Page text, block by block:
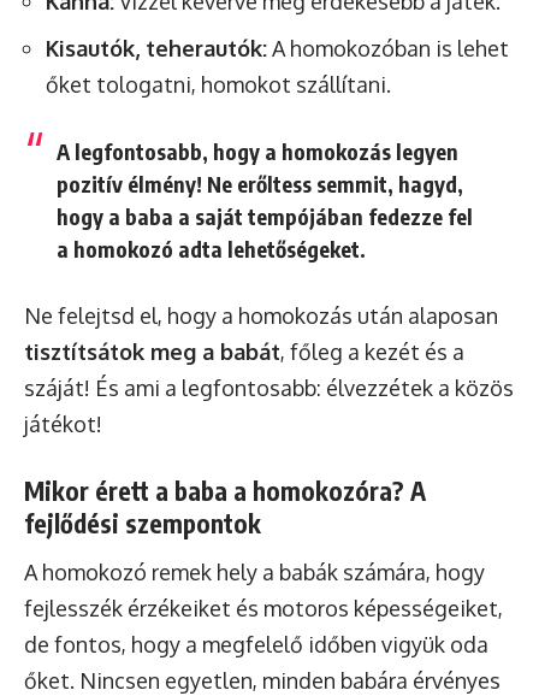
Kisautók, teherautók:A homokozóban is lehet
őket tologatni, homokot szállítani.
A legfontosabb, hogy a homokozás legyen
pozitív élmény! Ne erőltess semmit, hagyd,
hogy a baba a saját tempójában fedezze fel
a homokozó adta lehetőségeket.
Ne felejtsd el, hogy a homokozás után alaposan
tisztítsátok meg a babát, főleg a kezét és a
száját! És ami a legfontosabb: élvezzétek a közös
játékot!
Mikor érett a baba a homokozóra? A
fejlődési szempontok
A homokozó remek hely a babák számára, hogy
fejlesszék érzékeiket és motoros képességeiket,
de fontos, hogy a megfelelő időben vigyük oda
őket. Nincsen egyetlen, minden babára érvényes